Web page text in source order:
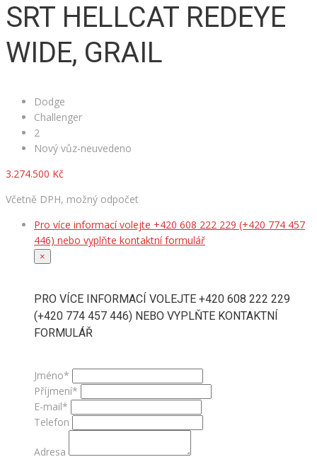
SRT HELLCAT REDEYE
WIDE, GRAIL
Dodge
Challenger
2
Nový vůz-neuvedeno
3.274.500 Kč
Včetně DPH, možný odpočet
Pro více informací volejte +420 608 222 229 (+420 774 457
446) nebo vyplňte kontaktní formulář
×
PRO VÍCE INFORMACÍ VOLEJTE +420 608 222 229
(+420 774 457 446) NEBO VYPLŇTE KONTAKTNÍ
FORMULÁŘ
Jméno*
Příjmení*
E-mail*
Telefon
Adresa